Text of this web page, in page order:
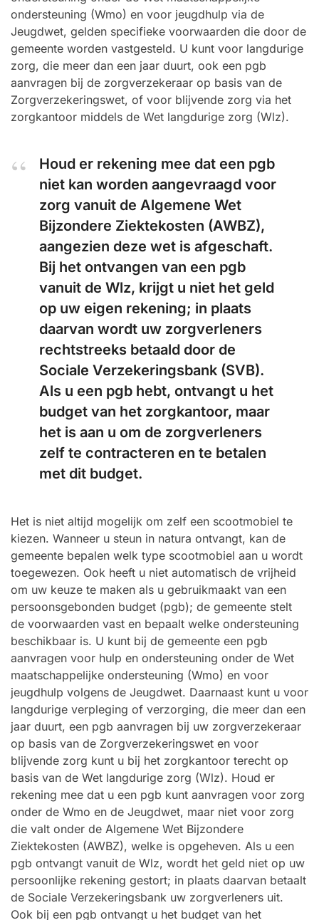
ondersteuning (Wmo) en voor jeugdhulp via de
Jeugdwet, gelden specifieke voorwaarden die door de
gemeente worden vastgesteld. U kunt voor langdurige
zorg, die meer dan een jaar duurt, ook een pgb
aanvragen bij de zorgverzekeraar op basis van de
Zorgverzekeringswet, of voor blijvende zorg via het
zorgkantoor middels de Wet langdurige zorg (Wlz).
Houd er rekening mee dat een pgb
niet kan worden aangevraagd voor
zorg vanuit de Algemene Wet
Bijzondere Ziektekosten (AWBZ),
aangezien deze wet is afgeschaft.
Bij het ontvangen van een pgb
vanuit de Wlz, krijgt u niet het geld
op uw eigen rekening; in plaats
daarvan wordt uw zorgverleners
rechtstreeks betaald door de
Sociale Verzekeringsbank (SVB).
Als u een pgb hebt, ontvangt u het
budget van het zorgkantoor, maar
het is aan u om de zorgverleners
zelf te contracteren en te betalen
met dit budget.
Het is niet altijd mogelijk om zelf een scootmobiel te
kiezen. Wanneer u steun in natura ontvangt, kan de
gemeente bepalen welk type scootmobiel aan u wordt
toegewezen. Ook heeft u niet automatisch de vrijheid
om uw keuze te maken als u gebruikmaakt van een
persoonsgebonden budget (pgb); de gemeente stelt
de voorwaarden vast en bepaalt welke ondersteuning
beschikbaar is. U kunt bij de gemeente een pgb
aanvragen voor hulp en ondersteuning onder de Wet
maatschappelijke ondersteuning (Wmo) en voor
jeugdhulp volgens de Jeugdwet. Daarnaast kunt u voor
langdurige verpleging of verzorging, die meer dan een
jaar duurt, een pgb aanvragen bij uw zorgverzekeraar
op basis van de Zorgverzekeringswet en voor
blijvende zorg kunt u bij het zorgkantoor terecht op
basis van de Wet langdurige zorg (Wlz). Houd er
rekening mee dat u een pgb kunt aanvragen voor zorg
onder de Wmo en de Jeugdwet, maar niet voor zorg
die valt onder de Algemene Wet Bijzondere
Ziektekosten (AWBZ), welke is opgeheven. Als u een
pgb ontvangt vanuit de Wlz, wordt het geld niet op uw
persoonlijke rekening gestort; in plaats daarvan betaalt
de Sociale Verzekeringsbank uw zorgverleners uit.
Ook bij een pgb ontvangt u het budget van het